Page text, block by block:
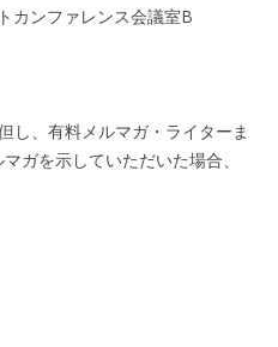
カンファレンス会議室B
し、有料メルマガ・ライターま
ガを示していただいた場合、